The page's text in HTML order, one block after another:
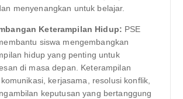
menyenangkan untuk belajar.
Keterampilan Hidup: PSE
siswa mengembangkan
hidup yang penting untuk
di masa depan. Keterampilan
kerjasama, resolusi konflik,
keputusan yang bertanggung